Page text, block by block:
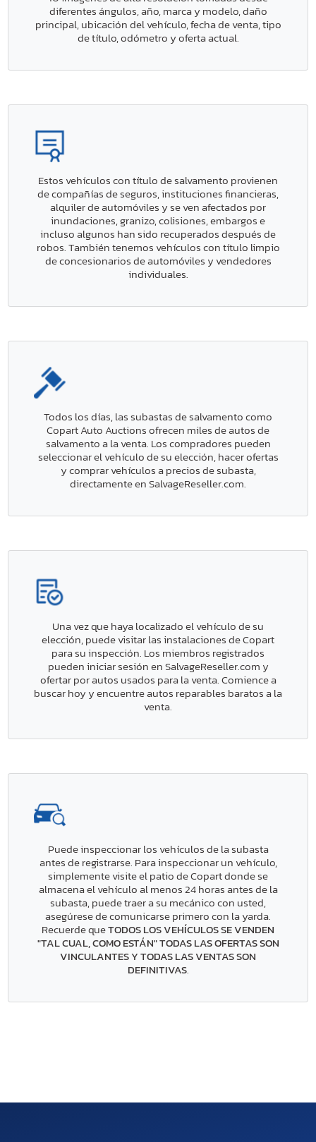
diferentes ángulos, año, marca y modelo, daño
principal, ubicación del vehículo, fecha de venta, tipo
de título, odómetro y oferta actual.
Estos vehículos con título de salvamento provienen
de compañías de seguros, instituciones financieras,
alquiler de automóviles y se ven afectados por
inundaciones, granizo, colisiones, embargos e
incluso algunos han sido recuperados después de
robos. También tenemos vehículos con título limpio
de concesionarios de automóviles y vendedores
individuales.
Todos los días, las subastas de salvamento como
Copart Auto Auctions ofrecen miles de autos de
salvamento a la venta. Los compradores pueden
seleccionar el vehículo de su elección, hacer ofertas
y comprar vehículos a precios de subasta,
directamente en SalvageReseller.com.
Una vez que haya localizado el vehículo de su
elección, puede visitar las instalaciones de Copart
para su inspección. Los miembros registrados
pueden iniciar sesión en SalvageReseller.com y
ofertar por autos usados para la venta. Comience a
buscar hoy y encuentre autos reparables baratos a la
venta.
Puede inspeccionar los vehículos de la subasta
antes de registrarse. Para inspeccionar un vehículo,
simplemente visite el patio de Copart donde se
almacena el vehículo al menos 24 horas antes de la
subasta, puede traer a su mecánico con usted,
asegúrese de comunicarse primero con la yarda.
Recuerde queTODOS LOS VEHÍCULOS SE VENDEN
"TAL CUAL, COMO ESTÁN" TODAS LAS OFERTAS SON
VINCULANTES Y TODAS LAS VENTAS SON
DEFINITIVAS.